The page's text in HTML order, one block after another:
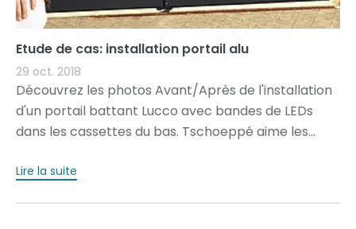
Etude de cas: installation portail alu
29 oct. 2018
Découvrez les photos Avant/Après de l'installation
d'un portail battant Lucco avec bandes de LEDs
dans les cassettes du bas. Tschoeppé aime les...
Lire la suite